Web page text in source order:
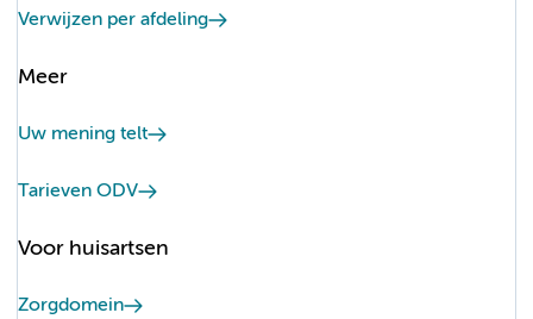
Verwijzen per afdeling
Meer
Uw mening telt
Tarieven ODV
Voor huisartsen
Zorgdomein